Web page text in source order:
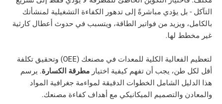
يؤدي مباشرةً إلى تدهور الكفاءة التشغيلية لمنشأتك
ويزيد من فواتير الطاقة، ويتسبب في حدوث أعطال كارثية
لها.
لتعظيم الفعالية الكلية للمعدات في مصنعك (OEE) وتحقيق تكلفة
يجب أن تفهم كيفية اختيار مطرقة الكسارة. يرسم
الشامل الخطوات الدقيقة لمواءمة جغرافية المواد
والتصميم الميكانيكي مع أهداف كفاءة مصنعك.